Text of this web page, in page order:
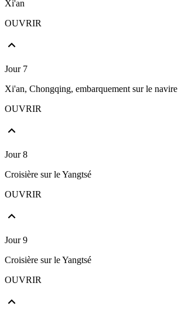
Xi'an
OUVRIR
Jour 7
Xi'an, Chongqing, embarquement sur le navire
OUVRIR
Jour 8
Croisière sur le Yangtsé
OUVRIR
Jour 9
Croisière sur le Yangtsé
OUVRIR